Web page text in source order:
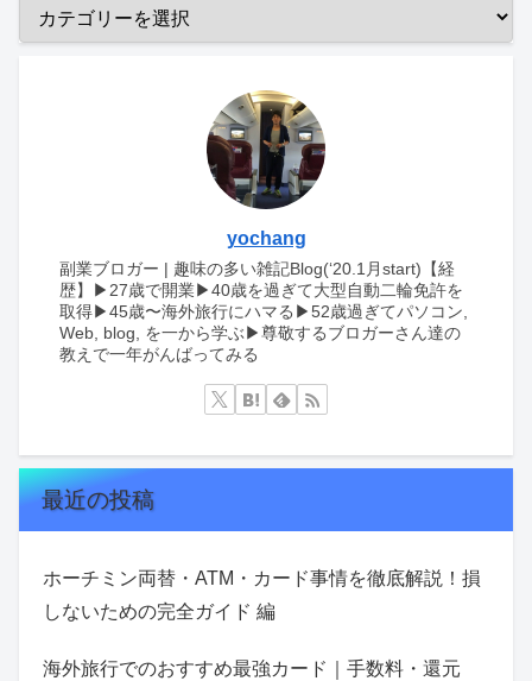
yochang
副業ブロガー | 趣味の多い雑記Blog(‘20.1月start)【経
歴】▶︎27歳で開業▶︎40歳を過ぎて大型自動二輪免許を
取得▶︎45歳〜海外旅行にハマる▶︎52歳過ぎてパソコン,
Web, blog, を一から学ぶ▶︎尊敬するブロガーさん達の
教えで一年がんばってみる
最近の投稿
ホーチミン両替・ATM・カード事情を徹底解説！損
しないための完全ガイド 編
海外旅行でのおすすめ最強カード｜手数料・還元